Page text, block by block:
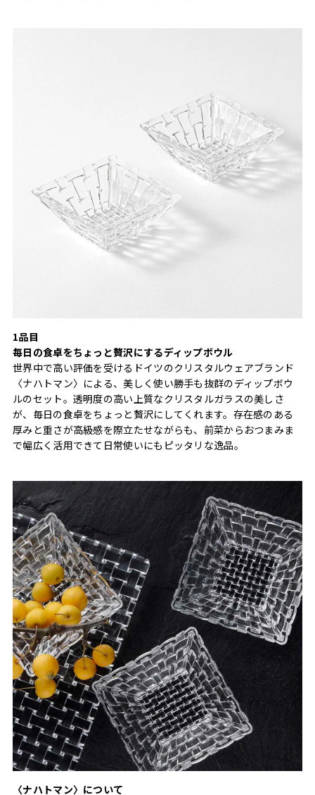
1品目
毎日の食卓をちょっと贅沢にするディップボウル
世界中で高い評価を受けるドイツのクリスタルウェアブランド
〈ナハトマン〉による、美しく使い勝手も抜群のディップボウ
ルのセット。透明度の高い上質なクリスタルガラスの美しさ
が、毎日の食卓をちょっと贅沢にしてくれます。存在感のある
厚みと重さが高級感を際立たせながらも、前菜からおつまみま
で幅広く活用できて日常使いにもピッタリな逸品。
〈ナハトマン〉について